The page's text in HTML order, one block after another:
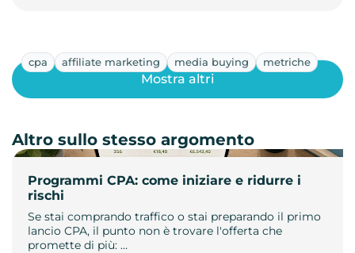
cpa affiliate marketing media buying metriche
Programmi CPA: come iniziare e ridurre i
rischi
Se stai comprando traffico o stai preparando il primo
lancio CPA, il punto non è trovare l'offerta che
promette di più: …
Mostra altri
Altro sullo stesso argomento